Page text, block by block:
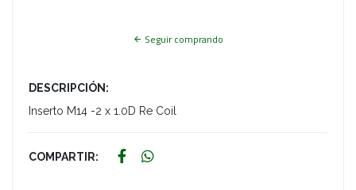
Seguir comprando
DESCRIPCIÓN:
Inserto M14 -2 x 1.0D Re Coil
COMPARTIR: